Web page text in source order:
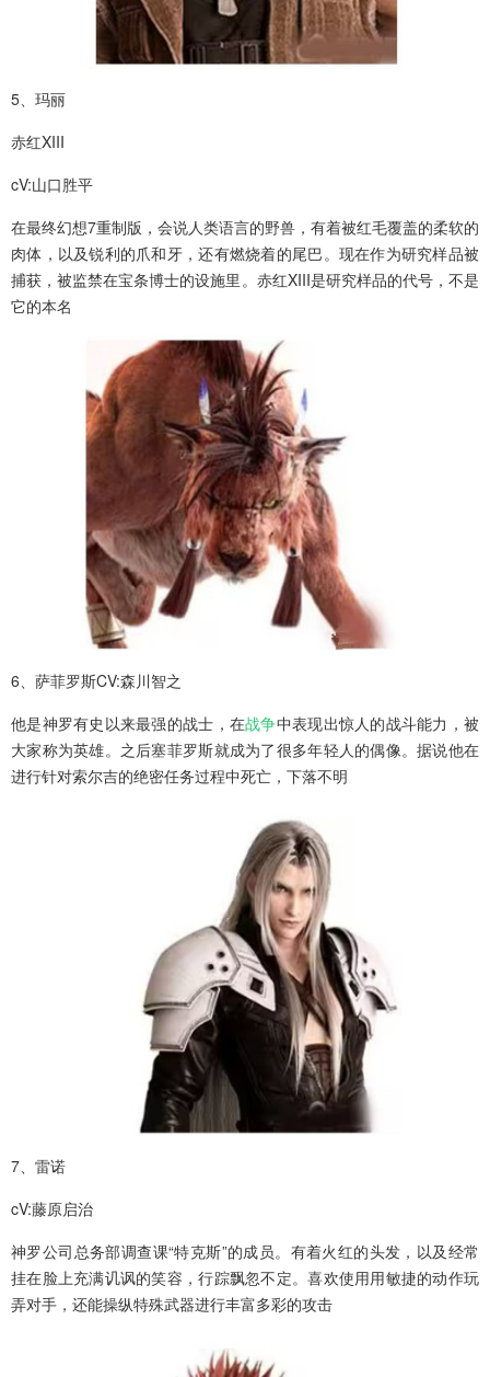
5、玛丽
赤红XIII
cV:山口胜平
在最终幻想7重制版，会说人类语言的野兽，有着被红毛覆盖的柔软的
肉体，以及锐利的爪和牙，还有燃烧着的尾巴。现在作为研究样品被
捕获，被监禁在宝条博士的设施里。赤红XIII是研究样品的代号，不是
它的本名
6、萨菲罗斯CV:森川智之
他是神罗有史以来最强的战士，在战争中表现出惊人的战斗能力，被
大家称为英雄。之后塞菲罗斯就成为了很多年轻人的偶像。据说他在
进行针对索尔吉的绝密任务过程中死亡，下落不明
7、雷诺
cV:藤原启治
神罗公司总务部调查课“特克斯”的成员。有着火红的头发，以及经常
挂在脸上充满讥讽的笑容，行踪飘忽不定。喜欢使用用敏捷的动作玩
弄对手，还能操纵特殊武器进行丰富多彩的攻击